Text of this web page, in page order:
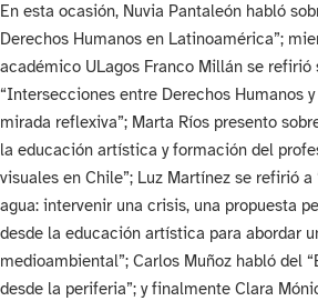
En esta ocasión, Nuvia Pantaleón habló
Derechos Humanos en Latinoamérica”;
académico ULagos Franco Millán se refirió
“Intersecciones entre Derechos Humanos
mirada reflexiva”; Marta Ríos presento
la educación artística y formación del
visuales en Chile”; Luz Martínez se refirió a
agua: intervenir una crisis, una propuesta
desde la educación artística para abordar
medioambiental”; Carlos Muñoz habló del
desde la periferia”; y finalmente Clara